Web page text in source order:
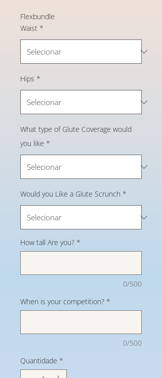
Flexbundle
Waist *
Hips *
What type of Glute Coverage would
you like *
Would you Like a Glute Scrunch *
How tall Are you? *
0/500
When is your competition? *
0/500
Quantidade *